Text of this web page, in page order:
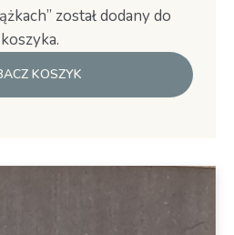
został dodany do
koszyka.
KOSZYK